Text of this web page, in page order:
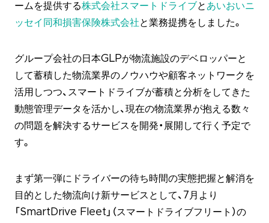
ームを提供する株式会社スマートドライブと あいおいニ
ッセイ同和損害保険株式会社と業務提携をしました。
グループ会社の日本GLPが物流施設のデベロッパーと
して蓄積した物流業界のノウハウや顧客ネットワークを
活用しつつ、スマートドライブが蓄積と分析をしてきた
動態管理データを活かし、現在の物流業界が抱える数々
の問題を解決するサービスを開発・展開して行く予定で
す。
まず第一弾にドライバーの待ち時間の実態把握と解消を
目的とした物流向け新サービスとして、7月より
「SmartDrive Fleet」（スマートドライブフリート）の